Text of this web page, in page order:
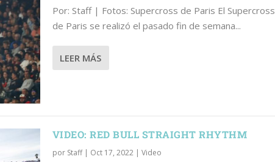
DE VUELTA
Por: Staff | Fotos: Supercross de Paris El Supercross
de Paris se realizó el pasado fin de semana...
LEER MÁS
VIDEO: RED BULL STRAIGHT RHYTHM
por Staff| Oct 17, 2022| Video